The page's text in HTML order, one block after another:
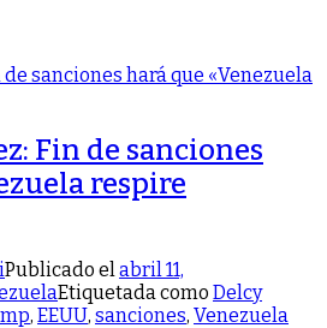
Fin de sanciones
respire
Publicado el abril 11,
Etiquetada como Delcy
, EEUU, sanciones, Venezuela